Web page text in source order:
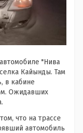
"Нива
Кайынды. Там
в кабине
Ожидавших
что на трассе
автомобиль